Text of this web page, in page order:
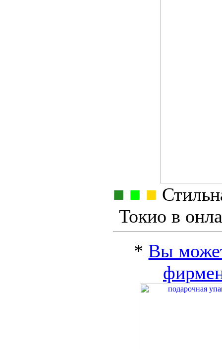
■ ■ ■
Токио в
* Вы